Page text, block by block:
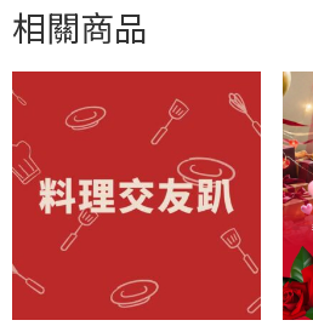
相關商品